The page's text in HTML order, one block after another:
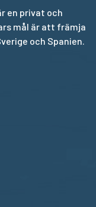
en privat och
mål är att främja
och Spanien.